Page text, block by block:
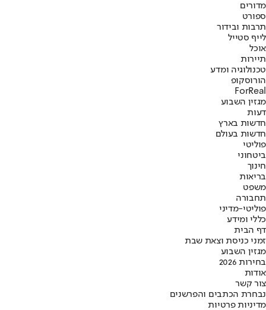
מדורים
ספורט
תרבות ובידור
לייף סטייל
אוכל
תיירות
טכנולוגיה ומדע
הורוסקופ
ForReal
מגזין השבוע
דעות
חדשות בארץ
חדשות בעולם
פוליטי
ביטחוני
חינוך
בריאות
משפט
תחבורה
פוליטי-מדיני
כללי ומידע
דף הבית
זמני כניסת וצאת שבת
מגזין השבוע
בחירות 2026
אודות
צור קשר
נבחרת הכתבים והפרשנים
מדיניות פרטיות